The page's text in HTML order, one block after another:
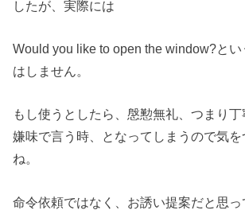
したが、実際には
Would you like to open the window?と
はしません。
もし使うとしたら、慇懃無礼、つまり丁
嫌味で言う時、となってしまうので気
ね。
命令依頼ではなく、お誘い提案だと思っ